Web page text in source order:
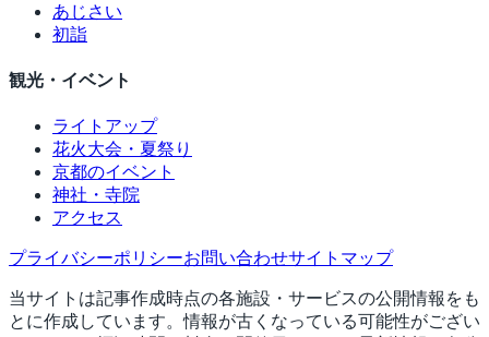
あじさい
初詣
観光・イベント
ライトアップ
花火大会・夏祭り
京都のイベント
神社・寺院
アクセス
プライバシーポリシーお問い合わせサイトマップ
当サイトは記事作成時点の各施設・サービスの公開情報をも
とに作成しています。情報が古くなっている可能性がござい